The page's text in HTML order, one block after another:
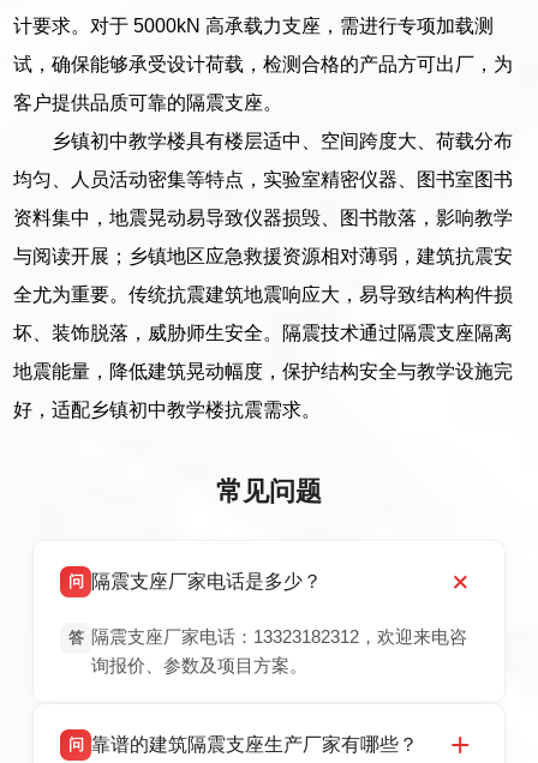
计要求。对于 5000kN 高承载力支座，需进行专项加载测
试，确保能够承受设计荷载，检测合格的产品方可出厂，为
客户提供品质可靠的隔震支座。
乡镇初中教学楼具有楼层适中、空间跨度大、荷载分布
均匀、人员活动密集等特点，实验室精密仪器、图书室图书
资料集中，地震晃动易导致仪器损毁、图书散落，影响教学
与阅读开展；乡镇地区应急救援资源相对薄弱，建筑抗震安
全尤为重要。传统抗震建筑地震响应大，易导致结构构件损
坏、装饰脱落，威胁师生安全。隔震技术通过隔震支座隔离
地震能量，降低建筑晃动幅度，保护结构安全与教学设施完
好，适配乡镇初中教学楼抗震需求。
常见问题
问 隔震支座厂家电话是多少？
答 隔震支座厂家电话：13323182312，欢迎来电咨
询报价、参数及项目方案。
问 靠谱的建筑隔震支座生产厂家有哪些？